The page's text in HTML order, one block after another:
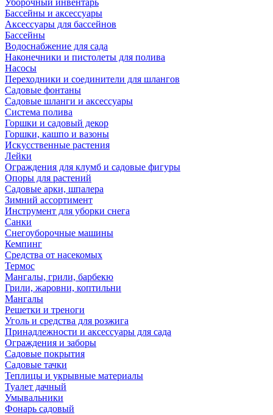
Уборочный инвентарь
Бассейны и аксессуары
Аксессуары для бассейнов
Бассейны
Водоснабжение для сада
Наконечники и пистолеты для полива
Насосы
Переходники и соединители для шлангов
Садовые фонтаны
Садовые шланги и аксессуары
Система полива
Горшки и садовый декор
Горшки, кашпо и вазоны
Искусственные растения
Лейки
Ограждения для клумб и садовые фигуры
Опоры для растений
Садовые арки, шпалера
Зимний ассортимент
Инструмент для уборки снега
Санки
Снегоуборочные машины
Кемпинг
Средства от насекомых
Термос
Мангалы, грили, барбекю
Грили, жаровни, коптильни
Мангалы
Решетки и треноги
Уголь и средства для розжига
Принадлежности и аксессуары для сада
Ограждения и заборы
Садовые покрытия
Садовые тачки
Теплицы и укрывные материалы
Туалет дачный
Умывальники
Фонарь садовый